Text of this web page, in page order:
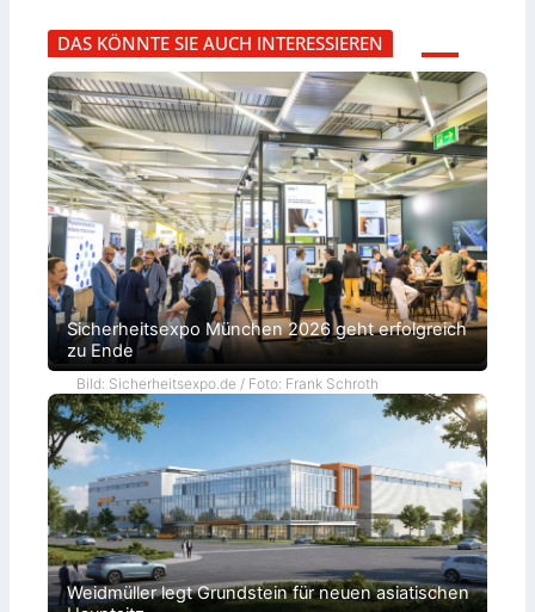
DAS KÖNNTE SIE AUCH INTERESSIEREN
Sicherheitsexpo München 2026 geht erfolgreich
zu Ende
Bild: Sicherheitsexpo.de / Foto: Frank Schroth
Weidmüller legt Grundstein für neuen asiatischen